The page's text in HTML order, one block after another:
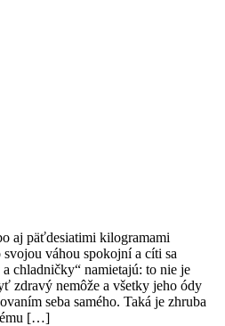
aj päťdesiatimi kilogramami
váhou spokojní a cíti sa
chladničky“ namietajú: to nie je
zdravý nemôže a všetky jeho ódy
seba samého. Taká je zhruba
[…]